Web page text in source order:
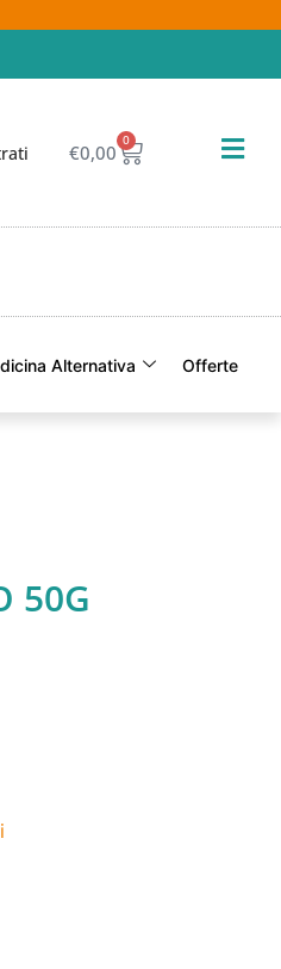
€0,00
0
Alternativa Offerte
50G